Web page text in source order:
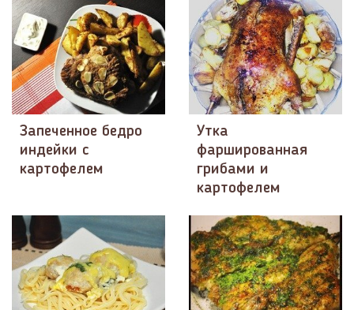
Запеченное бедро
индейки с
картофелем
Утка
фаршированная
грибами и
картофелем